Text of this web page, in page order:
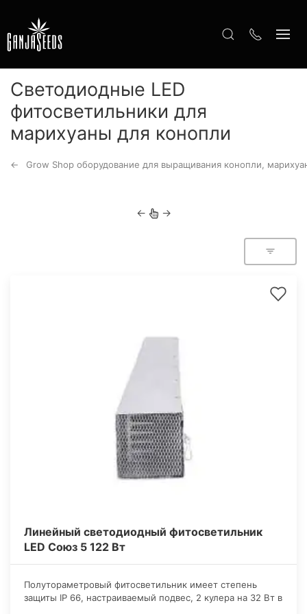
Светодиодные LED
фитосветильники для
марихуаны для конопли
Grow Shop оборудование для выращивания конопли,
← →
Линейный светодиодный фитосветильник
LED Союз 5 122 Вт
Полутораметровый фитосветильник имеет степень
защиты IP 66, настраиваемый подвес, 2 кулера на 32 Вт в